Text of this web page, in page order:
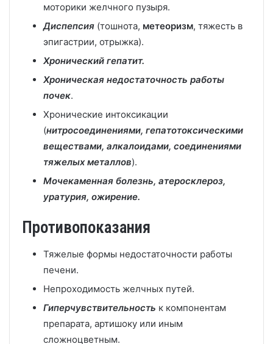
моторики желчного пузыря.
Диспепсия (тошнота, метеоризм, тяжесть в
эпигастрии, отрыжка).
Хронический гепатит.
Хроническая недостаточность работы
почек.
Хронические интоксикации
(нитросоединениями, гепатотоксическими
веществами, алкалоидами, соединениями
тяжелых металлов).
Мочекаменная болезнь, атеросклероз,
уратурия, ожирение.
Противопоказания
Тяжелые формы недостаточности работы
печени.
Непроходимость желчных путей.
Гиперчувствительность к компонентам
препарата, артишоку или иным
сложноцветным.